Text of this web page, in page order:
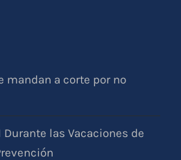
mandan a corte por no
Durante las Vacaciones de